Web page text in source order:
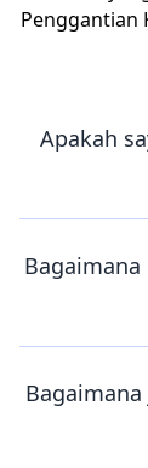
Penggantian
Apakah